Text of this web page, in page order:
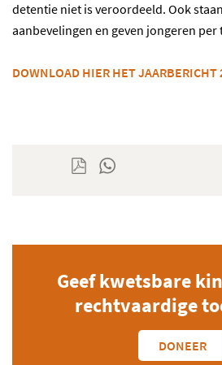
detentie niet is veroordeeld. Ook
aanbevelingen en geven jongeren per
DOWNLOAD HIER HET JAARBERICHT
Geef kwetsbare
rechtvaardige
DONEER